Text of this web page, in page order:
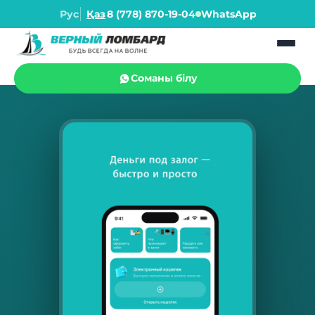
Рус Қаз8 (778) 870-19-04 WhatsApp
Соманы білу